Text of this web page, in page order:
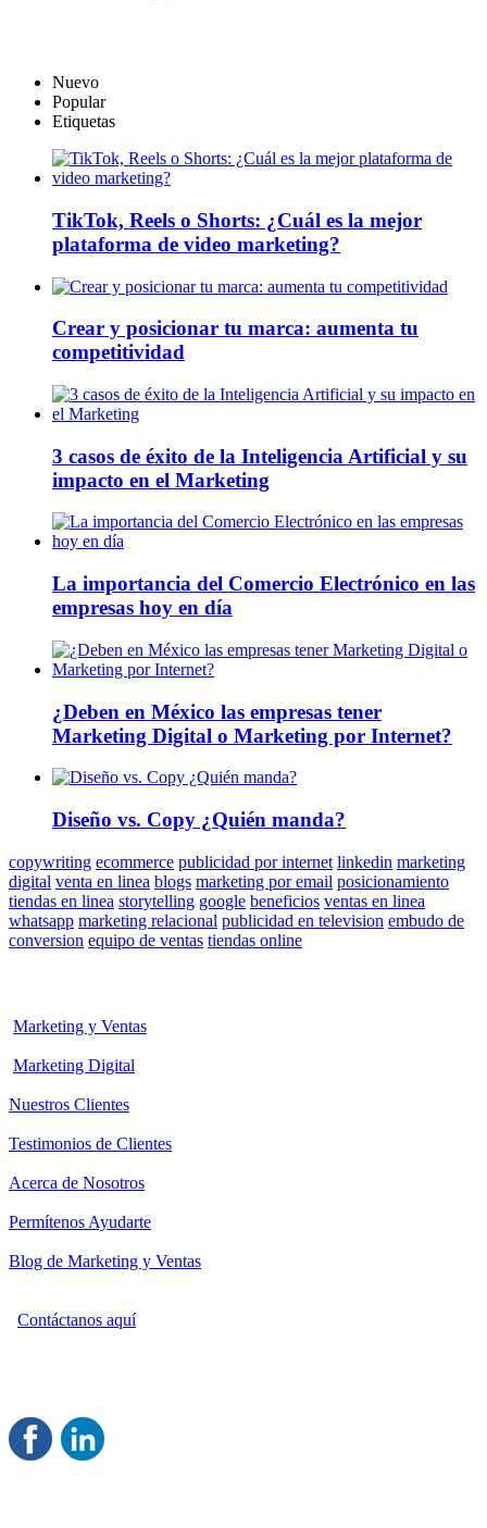
Nuevo
Popular
Etiquetas
TikTok, Reels o Shorts: ¿Cuál es la mejor
plataforma de video marketing?
Crear y posicionar tu marca: aumenta tu
competitividad
3 casos de éxito de la Inteligencia Artificial y su
impacto en el Marketing
La importancia del Comercio Electrónico en las
empresas hoy en día
¿Deben en México las empresas tener
Marketing Digital o Marketing por Internet?
Diseño vs. Copy ¿Quién manda?
copywriting ecommerce publicidad por internet linkedin marketing
digital venta en linea blogs marketing por email posicionamiento
tiendas en linea storytelling google beneficios ventas en linea
whatsapp marketing relacional publicidad en television embudo de
conversion equipo de ventas tiendas online
Marketing y Ventas
Marketing Digital
Nuestros Clientes
Testimonios de Clientes
Acerca de Nosotros
Permítenos Ayudarte
Blog de Marketing y Ventas
Contáctanos aquí